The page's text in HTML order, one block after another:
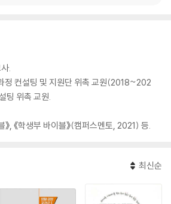
.
정 컨설팅 및 지원단 위촉 교원(2018~202
팅 위촉 교원.
》, 《학생부 바이블》(캠퍼스멘토, 2021) 등.
최신순